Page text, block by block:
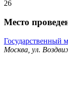
26
Место
Государственный
Москва, ул.